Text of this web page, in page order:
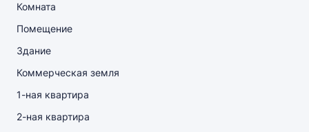
Комната
Помещение
Здание
Коммерческая земля
1-ная квартира
2-ная квартира